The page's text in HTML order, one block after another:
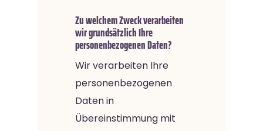
Zu welchem Zweck verarbeiten
wir grundsätzlich Ihre
personenbezogenen Daten?
Wir verarbeiten Ihre
personenbezogenen
Daten in
Übereinstimmung mit